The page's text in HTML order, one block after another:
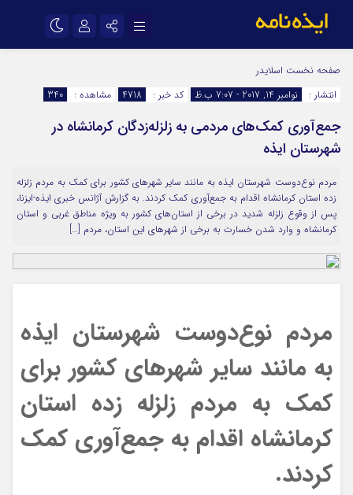
اینستاگرام
سروش
ایتا
آپارات
اپلیکیشن رمز عبور
مرا به خاطر بسپار
صفحه نخست اسلایدر
انتشار :
نوامبر 14, 2017 - 7:07 ب.ظ کد خبر : 4718 مشاهده : 340
جمع‌آوری کمک‌های مردمی به زلزله‌زدگان کرمانشاه در
شهرستان ایذه
مردم نوع‌دوست شهرستان ایذه به مانند سایر شهرهای کشور برای کمک به مردم زلزله
زده استان کرمانشاه اقدام به جمع‌آوری کمک کردند. به گزارش آژانس خبری ایذه-ایزنا،
پس از وقوع زلزله شدید در برخی از استان‌های کشور به ویژه مناطق غربی و استان
کرمانشاه و وارد شدن خسارت به برخی از شهرهای این استان، مردم […]
مردم نوع‌دوست شهرستان ایذه
به مانند سایر شهرهای کشور برای
کمک به مردم زلزله زده استان
کرمانشاه اقدام به جمع‌آوری کمک
کردند.